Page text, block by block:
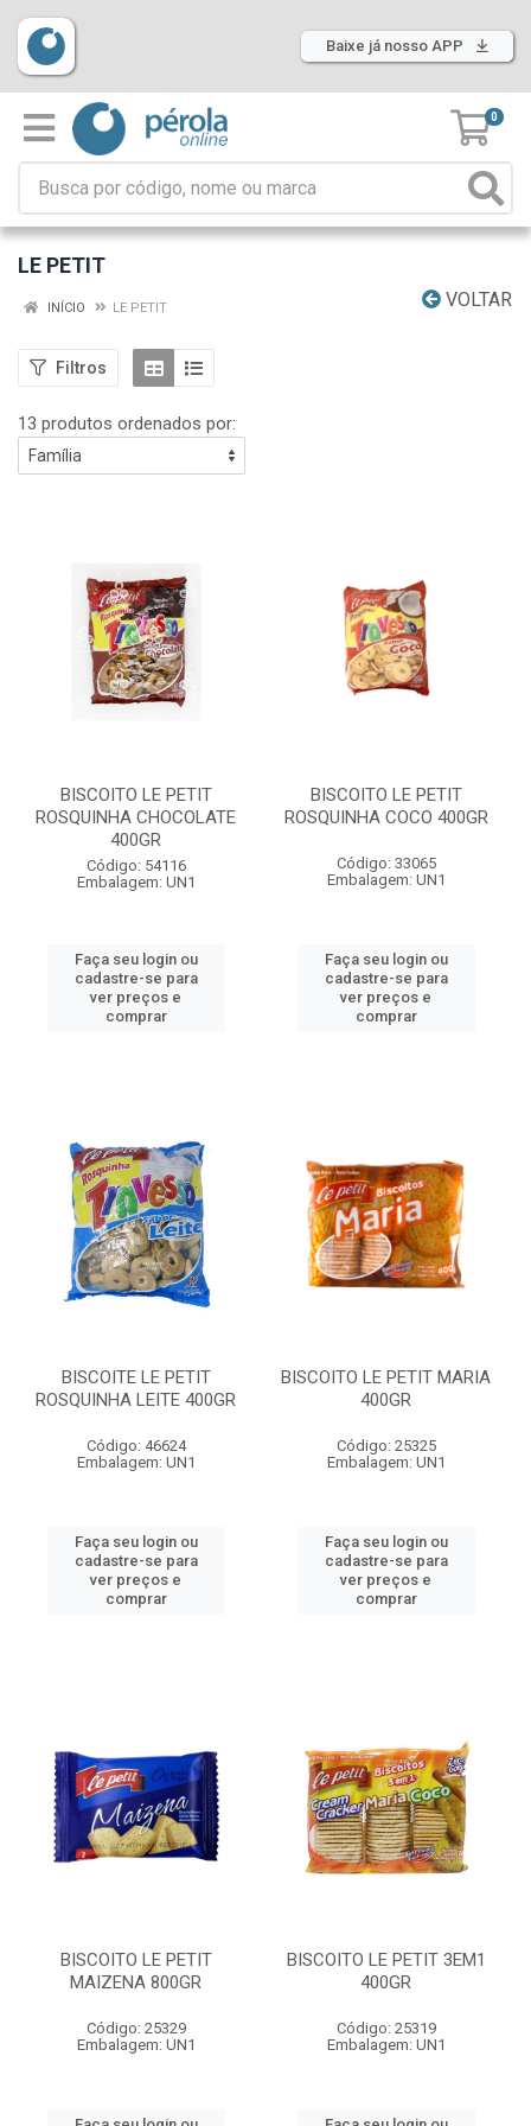
Baixe já nosso APP
0
LE PETIT
VOLTAR
INÍCIO LE PETIT
Filtros
13 produtos ordenados por:
BISCOITO LE PETIT
ROSQUINHA CHOCOLATE
400GR
Código: 54116
Embalagem: UN1
Faça seu login ou
cadastre-se para
ver preços e
comprar
BISCOITO LE PETIT
ROSQUINHA COCO 400GR
Código: 33065
Embalagem: UN1
Faça seu login ou
cadastre-se para
ver preços e
comprar
BISCOITE LE PETIT
ROSQUINHA LEITE 400GR
Código: 46624
Embalagem: UN1
Faça seu login ou
cadastre-se para
ver preços e
comprar
BISCOITO LE PETIT MARIA
400GR
Código: 25325
Embalagem: UN1
Faça seu login ou
cadastre-se para
ver preços e
comprar
BISCOITO LE PETIT
MAIZENA 800GR
Código: 25329
Embalagem: UN1
BISCOITO LE PETIT 3EM1
400GR
Código: 25319
Embalagem: UN1